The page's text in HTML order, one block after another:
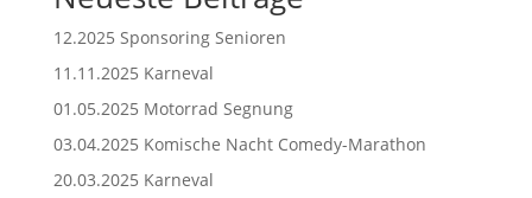
12.2025 Sponsoring Senioren
11.11.2025 Karneval
01.05.2025 Motorrad Segnung
03.04.2025 Komische Nacht Comedy-Marathon
20.03.2025 Karneval